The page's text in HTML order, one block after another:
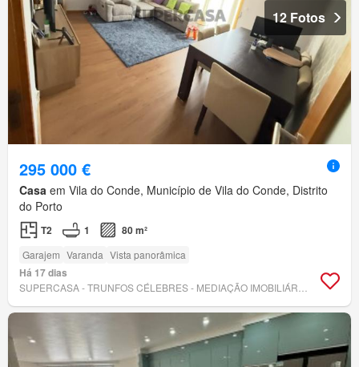
12 Fotos
295 000 €
Casa em Vila do Conde, Município de Vila do Conde, Distrito
do Porto
T2 1 80 m²
Garajem Varanda Vista panorâmica
Há 17 dias